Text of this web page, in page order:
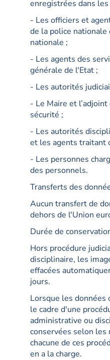
enregistrées dans
- Les officiers et
de la police
nationale ;
- Les agents des
générale de l'Etat ;
- Les autorités
- Le Maire et
sécurité ;
- Les autorités
et les agents traitant
- Les personnes
des personnels.
Transferts des
Aucun transfert de
dehors de l'Union
Durée de
Hors procédure
disciplinaire, les
effacées
jours.
Lorsque les
le cadre d'une
administrative ou
conservées selon les
chacune de ces
en a la charge.